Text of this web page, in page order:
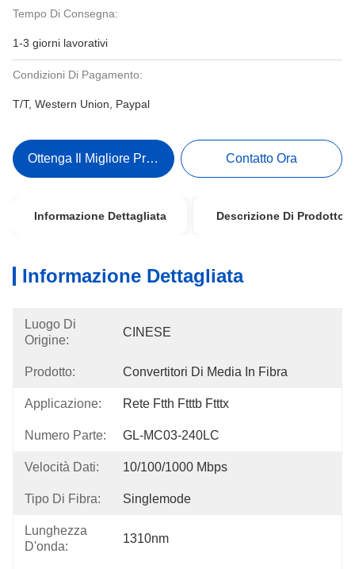
Tempo Di Consegna:
1-3 giorni lavorativi
Condizioni Di Pagamento:
T/T, Western Union, Paypal
Ottenga Il Migliore Prezzo Contatto Ora
Informazione Dettagliata Descrizione Di Prodotto
Informazione Dettagliata
Luogo Di
Origine:
CINESE
Prodotto: Convertitori Di Media In Fibra
Applicazione: Rete Ftth Ftttb Ftttx
Numero Parte: GL-MC03-240LC
Velocità Dati: 10/100/1000 Mbps
Tipo Di Fibra: Singlemode
Lunghezza
D'onda:
1310nm